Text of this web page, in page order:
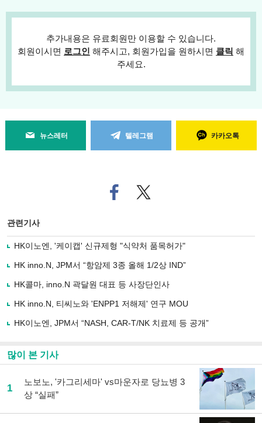
추가내용은 유료회원만 이용할 수 있습니다.
회원이시면 로그인 해주시고, 회원가입을 원하시면 클릭 해
주세요.
뉴스레터 텔레그램 카카오톡
페
이
로
기
사
유
기
트위
터로
관련기사
HK이노엔, '케이캡' 신규제형 "식약처 품목허가"
HK inno.N, JPM서 “항암제 3종 올해 1/2상 IND”
HK콜마, inno.N 곽달원 대표 등 사장단인사
HK inno.N, 티씨노와 'ENPP1 저해제' 연구 MOU
HK이노엔, JPM서 “NASH, CAR-T/NK 치료제 등 공개”
많이 본 기사
1
노보노, '카그리세마' vs마운자로 당뇨병 3
상 “실패”